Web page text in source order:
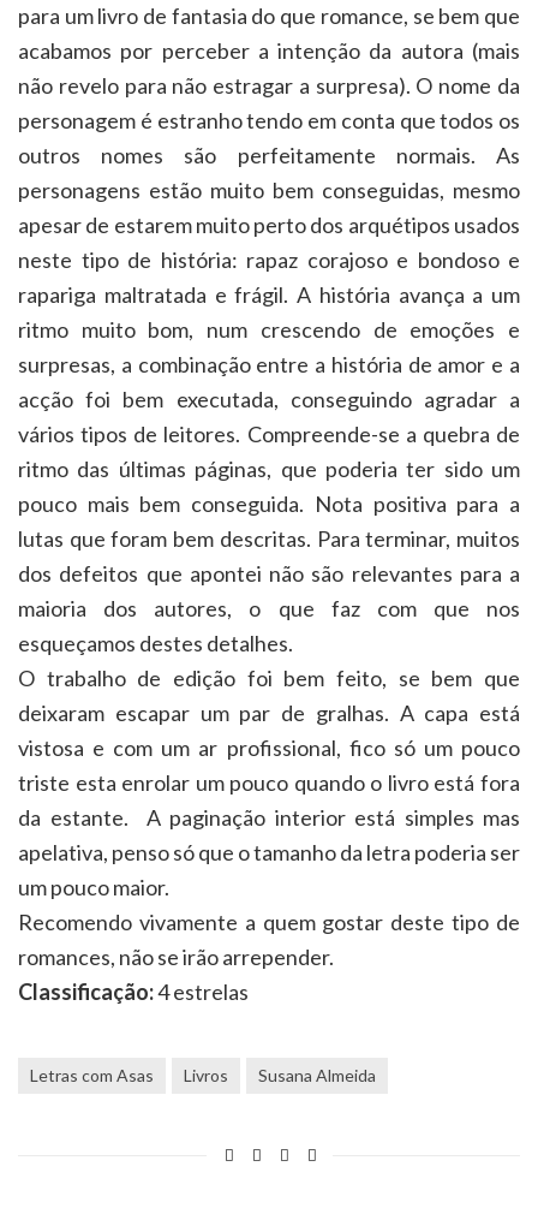
para um livro de fantasia do que romance, se bem que
acabamos por perceber a intenção da autora (mais
não revelo para não estragar a surpresa). O nome da
personagem é estranho tendo em conta que todos os
outros nomes são perfeitamente normais. As
personagens estão muito bem conseguidas, mesmo
apesar de estarem muito perto dos arquétipos usados
neste tipo de história: rapaz corajoso e bondoso e
rapariga maltratada e frágil. A história avança a um
ritmo muito bom, num crescendo de emoções e
surpresas, a combinação entre a história de amor e a
acção foi bem executada, conseguindo agradar a
vários tipos de leitores. Compreende-se a quebra de
ritmo das últimas páginas, que poderia ter sido um
pouco mais bem conseguida. Nota positiva para a
lutas que foram bem descritas. Para terminar, muitos
dos defeitos que apontei não são relevantes para a
maioria dos autores, o que faz com que nos
esqueçamos destes detalhes.
O trabalho de edição foi bem feito, se bem que
deixaram escapar um par de gralhas. A capa está
vistosa e com um ar profissional, fico só um pouco
triste esta enrolar um pouco quando o livro está fora
da estante. A paginação interior está simples mas
apelativa, penso só que o tamanho da letra poderia ser
um pouco maior.
Recomendo vivamente a quem gostar deste tipo de
romances, não se irão arrepender.
Classificação:4 estrelas
Letras com Asas Livros Susana Almeida